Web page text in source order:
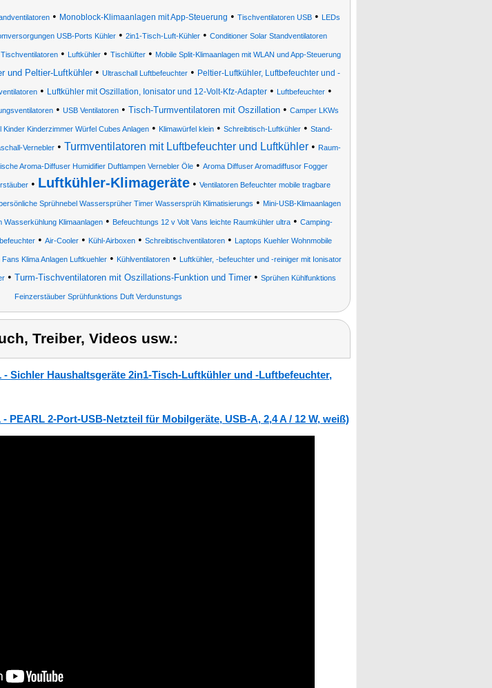
• Monoblock-Klimaanlagen mit App-Steuerung • Tischventilatoren USB • LEDs
USB-Ports Kühler • 2in1-Tisch-Luft-Kühler • Conditioner Solar Standventilatoren
• Luftkühler• Tischlüfter• Mobile Split-Klimaanlagen mit WLAN und App-Steuerung
und Peltier-Luftkühler• Ultraschall Luftbefeuchter • Peltier-Luftkühler, Luftbefeuchter und -
• Luftkühler mit Oszillation, Ionisator und 12-Volt-Kfz-Adapter• Luftbefeuchter•
• USB Ventilatoren • Tisch-Turmventilatoren mit Oszillation • Camper LKWs
Kinderzimmer Würfel Cubes Anlagen• Klimawürfel klein• Schreibtisch-Luftkühler• Stand-
Vernebler• Turmventilatoren mit Luftbefeuchter und Luftkühler• Raum-
Aroma-Diffuser Humidifier Duftlampen Vernebler Öle • Aroma Diffuser Aromadiffusor Fogger
• Luftkühler-Klimageräte• Ventilatoren Befeuchter mobile tragbare
Sprühnebel Wassersprüher Timer Wassersprüh Klimatisierungs • Mini-USB-Klimaanlagen
Klimaanlagen • Befeuchtungs 12 v Volt Vans leichte Raumkühler ultra • Camping-
• Air-Cooler• Kühl-Airboxen• Schreibtischventilatoren• Laptops Kuehler Wohnmobile
Klima Anlagen Luftkuehler • Kühlventilatoren • Luftkühler, -befeuchter und -reiniger mit Ionisator
• Turm-Tischventilatoren mit Oszillations-Funktion und Timer• Sprühen Kühlfunktions
Feinzerstäuber Sprühfunktions Duft Verdunstungs
Treiber, Videos usw.:
- Sichler Haushaltsgeräte 2in1-Tisch-Luftkühler und -Luftbefeuchter,
PEARL 2-Port-USB-Netzteil für Mobilgeräte, USB-A, 2,4 A / 12 W, weiß)